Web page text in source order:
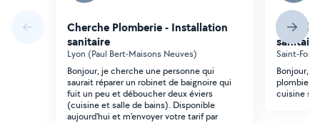
Cherche Plomberie - Installation
sanitaire
Lyon (Paul Bert-Maisons Neuves)
Bonjour, je cherche une personne qui
saurait réparer un robinet de baignoire qui
fuit un peu et déboucher deux éviers
(cuisine et salle de bains). Disponible
aujourd'hui et m'envoyer votre tarif par
sanitaire
Saint-
Bonjour,
plombier
cuisine